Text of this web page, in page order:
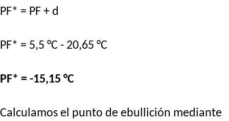
PF* = PF + d
PF* = 5,5 °C - 20,65 °C
PF* = -15,15 °C
Calculamos el punto de ebullición mediante